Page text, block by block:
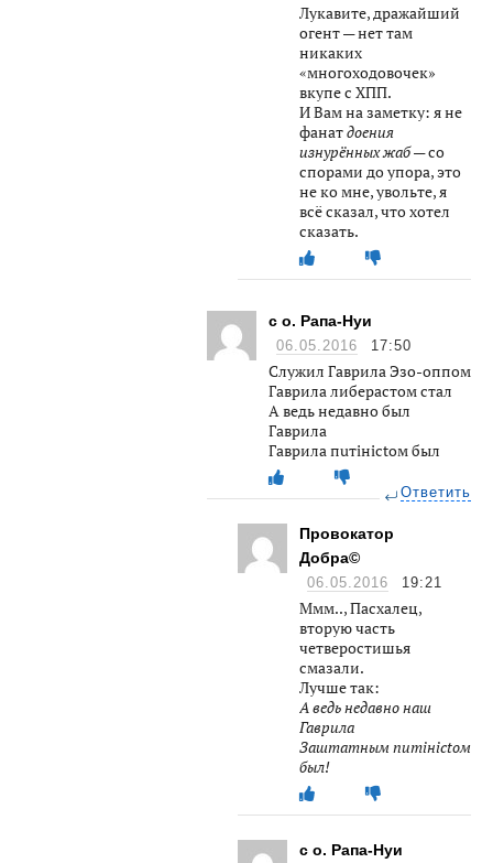
Лукавите, дражайший
огент — нет там
никаких
«многоходовочек»
вкупе с ХПП.
И Вам на заметку: я не
фанатдоения
изнурённых жаб— со
спорами до упора, это
не ко мне, увольте, я
всё сказал, что хотел
сказать.
с о. Рапа-Нуи
06.05.2016 17:50
Служил Гаврила Эзо-оппом
Гаврила либерастом стал
А ведь недавно был
Гаврила
Гаврила пuтiнiсtoм был
Ответить
Провокатор
Добра©
06.05.2016 19:21
Ммм.., Пасхалец,
вторую часть
четверостишья
смазали.
Лучше так:
А ведь недавно наш
Гаврила
Заштатным пuтiнiсtoм
был!
с о. Рапа-Нуи